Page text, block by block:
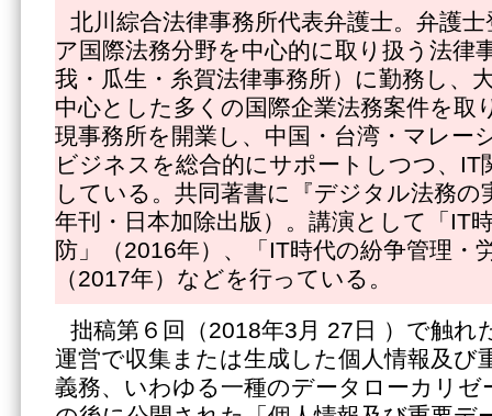
北川綜合法律事務所代表弁護士。弁護
ア国際法務分野を中心的に取り扱う法律
我・瓜生・糸賀法律事務所）に勤務し、
中心とした多くの国際企業法務案件を取
現事務所を開業し、中国・台湾・マレー
ビジネスを総合的にサポートしつつ、IT
している。共同著書に『デジタル法務の
年刊・日本加除出版）。講演として「IT
防」（2016年）、「IT時代の紛争管理・
（2017年）などを行っている。
拙稿第６回（2018年3月 27日 ）で触れ
運営で収集または生成した個人情報及び
義務、いわゆる一種のデータローカリゼ